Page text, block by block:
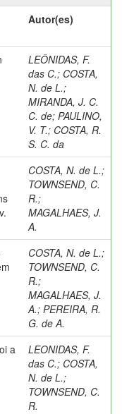
Autor(es)
LEÔNIDAS, F.
das C.; COSTA,
N. de L.;
MIRANDA, J. C.
C. de; PAULINO,
V. T.; COSTA, R.
S. C. da
COSTA, N. de L.;
TOWNSEND, C.
R.;
MAGALHAES, J.
A.
COSTA, N. de L.;
TOWNSEND, C.
R.;
MAGALHAES, J.
A.; PEREIRA, R.
G. de A.
a
LEONIDAS, F.
das C.; COSTA,
N. de L.;
TOWNSEND, C.
R.